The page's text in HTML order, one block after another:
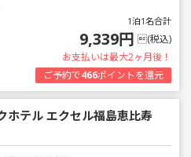
1泊1名合計
9,339円 (税込)
お支払いは最大2ヶ月後！
ご予約で466ポイントを還元
ホテル エクセル福島恵比寿